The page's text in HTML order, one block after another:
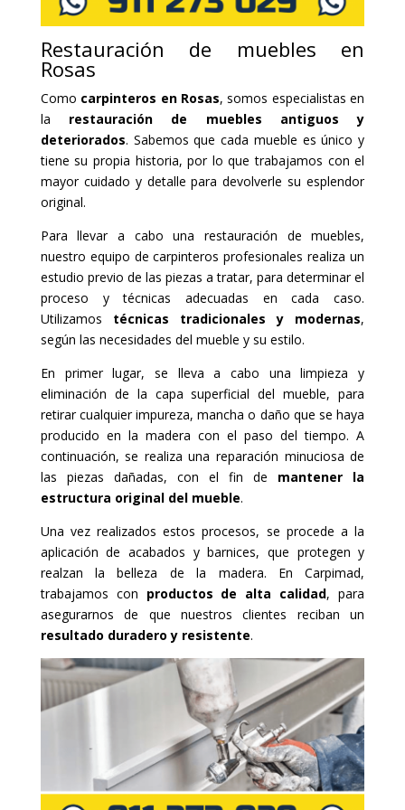
Restauración de muebles en
Rosas
Como carpinteros en Rosas, somos especialistas en
la restauración de muebles antiguos y
deteriorados. Sabemos que cada mueble es único y
tiene su propia historia, por lo que trabajamos con el
mayor cuidado y detalle para devolverle su esplendor
original.
Para llevar a cabo una restauración de muebles,
nuestro equipo de carpinteros profesionales realiza un
estudio previo de las piezas a tratar, para determinar el
proceso y técnicas adecuadas en cada caso.
Utilizamos técnicas tradicionales y modernas,
según las necesidades del mueble y su estilo.
En primer lugar, se lleva a cabo una limpieza y
eliminación de la capa superficial del mueble, para
retirar cualquier impureza, mancha o daño que se haya
producido en la madera con el paso del tiempo. A
continuación, se realiza una reparación minuciosa de
las piezas dañadas, con el fin de mantener la
estructura original del mueble.
Una vez realizados estos procesos, se procede a la
aplicación de acabados y barnices, que protegen y
realzan la belleza de la madera. En Carpimad,
trabajamos con productos de alta calidad, para
asegurarnos de que nuestros clientes reciban un
resultado duradero y resistente.